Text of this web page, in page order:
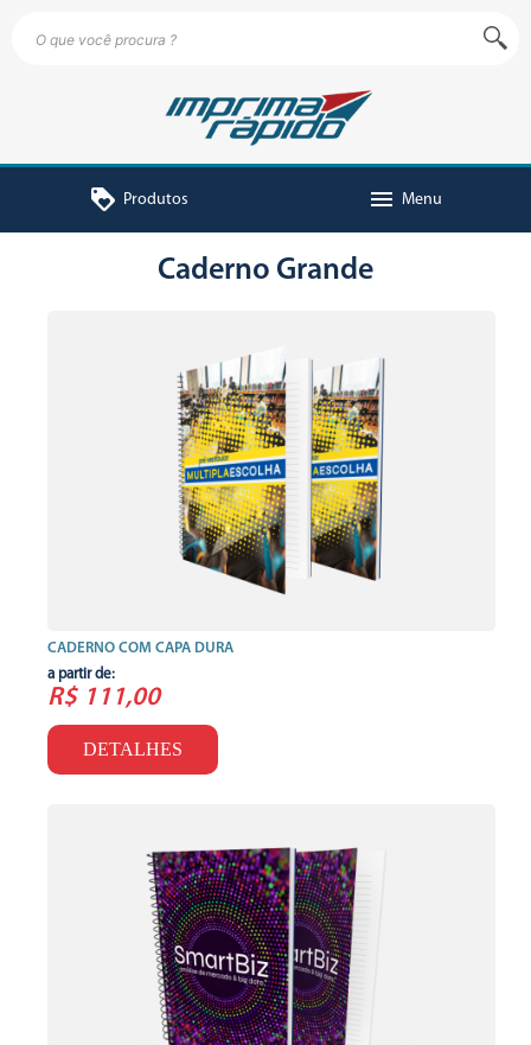
loyalty Produtos menu Menu
Caderno Grande
CADERNO COM CAPA DURA
a partir de:
R$ 111,00
DETALHES